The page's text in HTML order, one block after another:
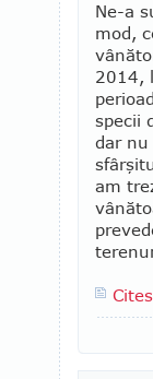
Ne-a
mod,
2014,
spe­cii
dar
am